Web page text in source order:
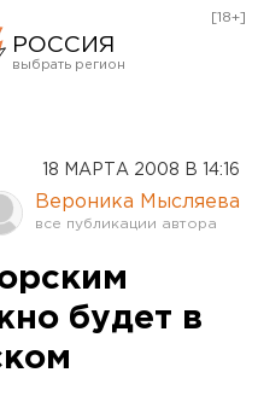
РОССИЯ
Оренбург
[18+]
18 МАРТА 2008 В 14:16
Вероника Мысляева
будет в